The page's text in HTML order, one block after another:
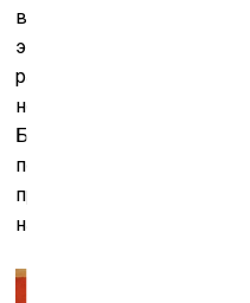
выработался вполне
экспрессионизм.
раньше создавалось за
но, судя по всему, те
Большинство работ на
последние пять лет, и в
продемонстрировал
настоящему открылся как